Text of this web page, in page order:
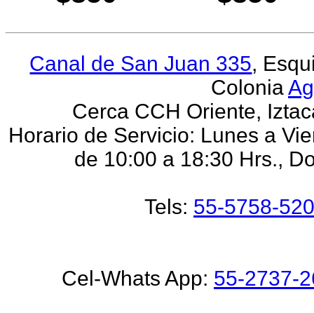
Canal de San Juan 335,
Colonia
Cerca CCH Oriente,
Horario de Servicio: Lunes a
de 10:00 a 18:30 Hrs.,
Tels: 55-5758-
Cel-Whats App: 55-2737-